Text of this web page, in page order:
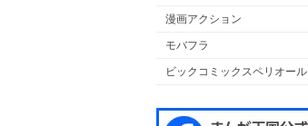
漫画アクション
モバフラ
ビックコミックスペリオール